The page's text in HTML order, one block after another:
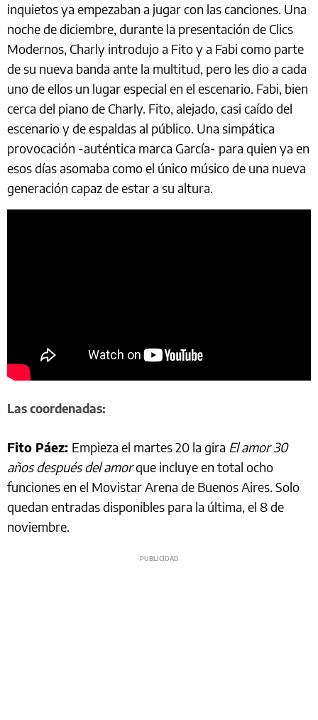
inquietos ya empezaban a jugar con las canciones. Una
noche de diciembre, durante la presentación de Clics
Modernos, Charly introdujo a Fito y a Fabi como parte
de su nueva banda ante la multitud, pero les dio a cada
uno de ellos un lugar especial en el escenario. Fabi, bien
cerca del piano de Charly. Fito, alejado, casi caído del
escenario y de espaldas al público. Una simpática
provocación -auténtica marca García- para quien ya en
esos días asomaba como el único músico de una nueva
generación capaz de estar a su altura.
Las coordenadas:
Fito Páez: Empieza el martes 20 la gira El amor 30
años después del amorque incluye en total ocho
funciones en el Movistar Arena de Buenos Aires. Solo
quedan entradas disponibles para la última, el 8 de
noviembre.